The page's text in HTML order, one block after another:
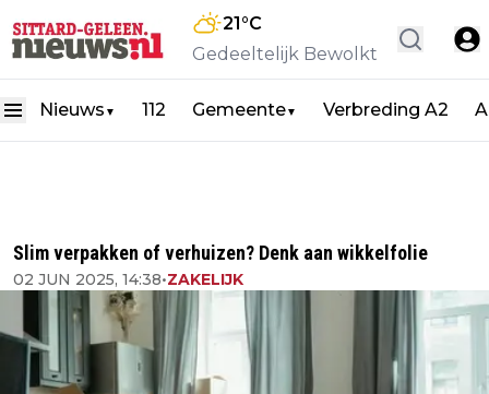
21°C
Gedeeltelijk Bewolkt
Nieuws ▼ 112 Gemeente▼ Verbreding A2
Slim verpakken of verhuizen? Denk aan wikkelfolie
02 JUN 2025, 14:38•ZAKELIJK